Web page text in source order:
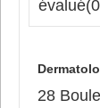
évalué
28